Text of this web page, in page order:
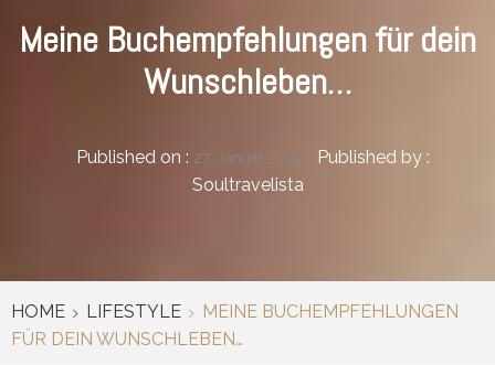
Meine Buchempfehlungen für dein
Wunschleben…
Published on : 27. Januar 2019
Published by :
Soultravelista
HOME LIFESTYLE
MEINE BUCHEMPFEHLUNGEN
FÜR DEIN WUNSCHLEBEN…